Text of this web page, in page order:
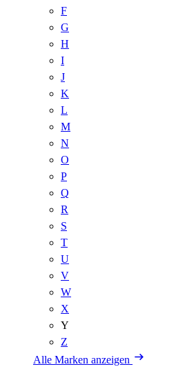
F
G
H
I
J
K
L
M
N
O
P
Q
R
S
T
U
V
W
X
Y
Z
Alle Marken anzeigen